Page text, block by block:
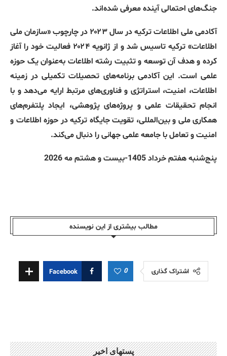
جنگ‌های احتمالی آینده معرفی شده‌اند.
آکادمی ملی اطلاعات ترکیه در سال ۲۰۲۳ در چارچوب «سازمان ملی
اطلاعات»
ترکیه تاسیس شد و از ژانویه ۲۰۲۴ فعالیت خود را آغاز
کرده و هدف آن توسعه و تثبیت رشته اطلاعات به‌عنوان یک حوزه
علمی است. این آکادمی برنامه‌های تحصیلات تکمیلی در زمینه
اطلاعات، امنیت، استراتژی و فناوری‌های مرتبط ارایه می‌دهد و با
انجام تحقیقات علمی و پروژه‌های پژوهشی، ایجاد پلتفرم‌های
همکاری ملی و بین‌المللی، تقویت جایگاه ترکیه در حوزه اطلاعات و
امنیت و تعامل با جامعه علمی جهانی را دنبال می‌کند.
پنج‌شنبه هفتم خرداد بیست و هشتم مه
مطالب بیشتری از این نویسندە
اشتراک گذاری 0
Facebook
پستهای اخیر